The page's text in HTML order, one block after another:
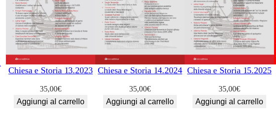
à
Chiesa e Storia 13.2023
35,00€
Aggiungi al carrello
Chiesa e Storia 14.2024
35,00€
Aggiungi al carrello
Chiesa e Storia 15.2025
35,00€
Aggiungi al carrello